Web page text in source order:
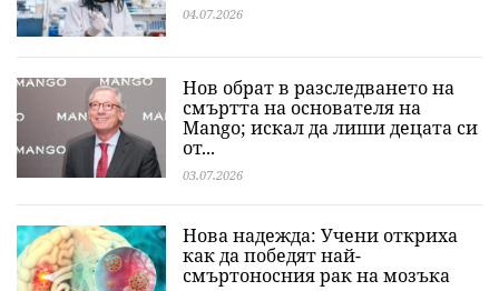
04.07.2026
Нов обрат в разследването на
смъртта на основателя на
Mango; искал да лиши децата си
от...
03.07.2026
Нова надежда: Учени откриха
как да победят най-
смъртоносния рак на мозъка